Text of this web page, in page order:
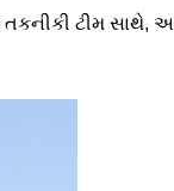
ટીમ સાથે,